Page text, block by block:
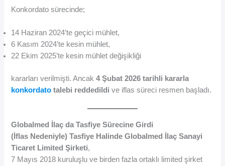
Konkordato sürecinde;
14 Haziran 2024’te geçici mühlet,
6 Kasım 2024’te kesin mühlet,
22 Ekim 2025’te kesin mühlet değişikliği
kararları verilmişti. Ancak4 Şubat 2026 tarihli kararla
konkordatotalebi reddedildi ve iflas süreci resmen başladı.
Globalmed İlaç da Tasfiye Sürecine Girdi
(İflas Nedeniyle) Tasfiye Halinde Globalmed İlaç Sanayi
Ticaret Limited Şirketi,
7 Mayıs 2018 kuruluşlu ve birden fazla ortaklı limited şirket